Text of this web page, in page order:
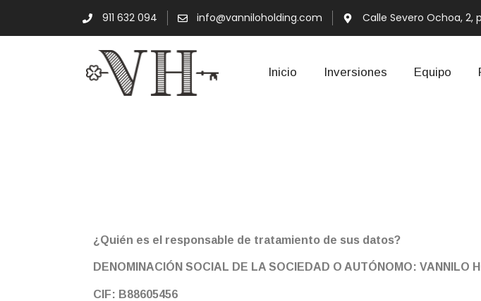
911 632 094 info@vanniloholding.com Calle Severo Ochoa, 2,
Inicio Inversiones Equipo
¿Quién es el responsable de tratamiento de sus datos?
DENOMINACIÓN SOCIAL DE LA SOCIEDAD O AUTÓNOMO: VANNILO
CIF: B88605456